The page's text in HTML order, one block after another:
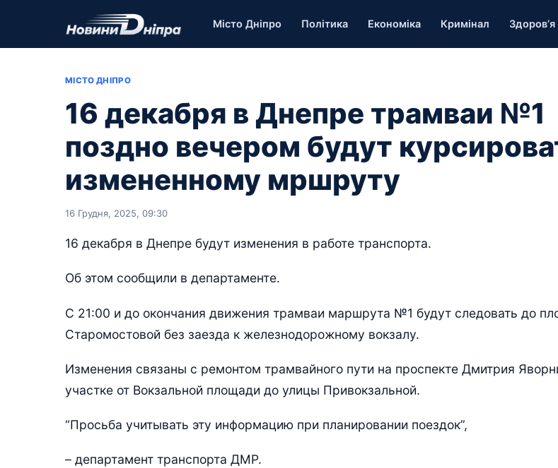
Місто Дніпро Політика Економіка Кримінал Здоров’я
МІСТО ДНІПРО
16 декабря в Днепре трамваи №1
поздно вечером будут
измененному мршруту
16 Грудня, 2025, 09:30
16 декабря в Днепре будут изменения в работе транспорта.
Об этом сообщили в департаменте.
С 21:00 и до окончания движения трамваи маршрута №1 будут следовать до
Старомостовой без заезда к железнодорожному вокзалу.
Изменения связаны с ремонтом трамвайного пути на проспекте Дмитрия
участке от Вокзальной площади до улицы Привокзальной.
“Просьба учитывать эту информацию при планировании поездок”,
– департамент транспорта ДМР.